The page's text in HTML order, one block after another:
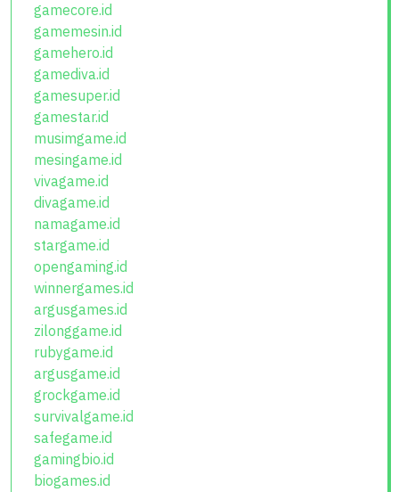
gamecore.id
gamemesin.id
gamehero.id
gamediva.id
gamesuper.id
gamestar.id
musimgame.id
mesingame.id
vivagame.id
divagame.id
namagame.id
stargame.id
opengaming.id
winnergames.id
argusgames.id
zilonggame.id
rubygame.id
argusgame.id
grockgame.id
survivalgame.id
safegame.id
gamingbio.id
biogames.id